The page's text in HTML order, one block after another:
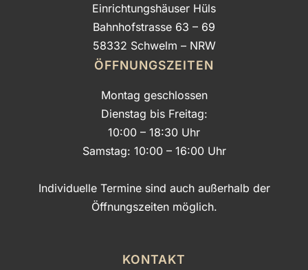
Einrichtungshäuser Hüls
Bahnhofstrasse 63 – 69
58332 Schwelm – NRW
ÖFFNUNGSZEITEN
Montag geschlossen
Dienstag bis Freitag:
10:00 – 18:30 Uhr
Samstag: 10:00 – 16:00 Uhr
Individuelle Termine sind auch außerhalb der
Öffnungszeiten möglich.
KONTAKT